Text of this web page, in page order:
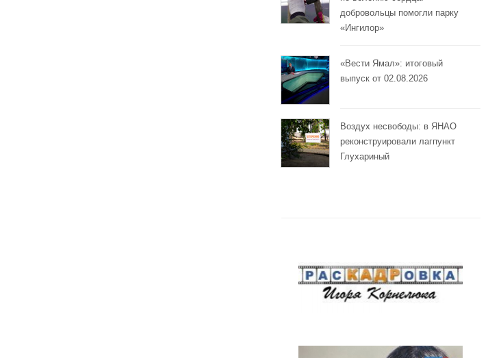
добровольцы помогли парку
«Ингилор»
«Вести Ямал»: итоговый
выпуск от 02.08.2026
Воздух несвободы: в ЯНАО
реконструировали лагпункт
Глухариный